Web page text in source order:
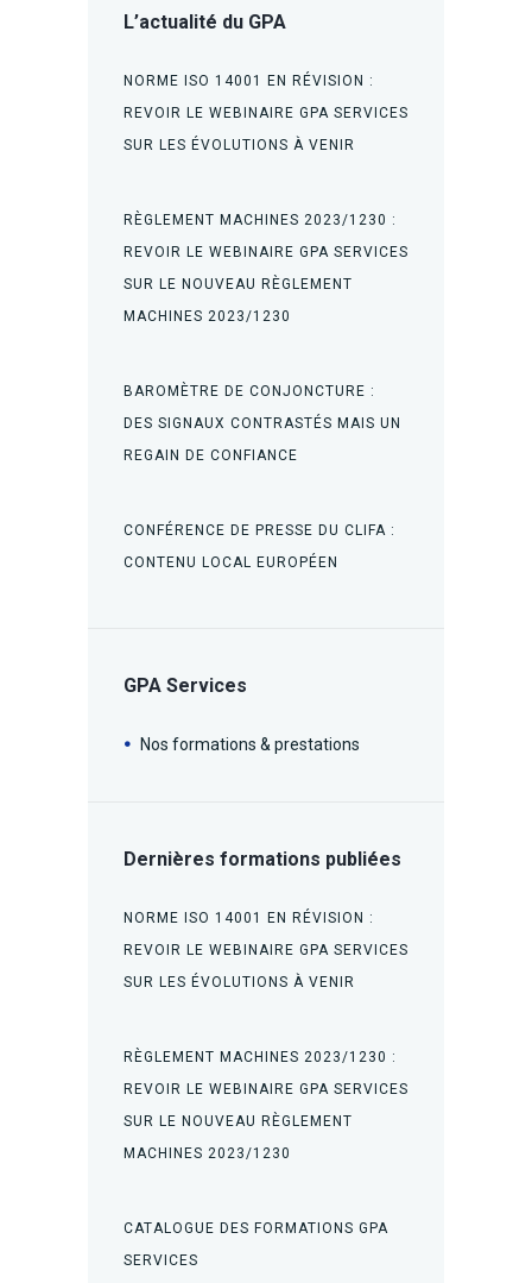
L’actualité du GPA
NORME ISO 14001 EN RÉVISION :
REVOIR LE WEBINAIRE GPA SERVICES
SUR LES ÉVOLUTIONS À VENIR
RÈGLEMENT MACHINES 2023/1230 :
REVOIR LE WEBINAIRE GPA SERVICES
SUR LE NOUVEAU RÈGLEMENT
MACHINES 2023/1230
BAROMÈTRE DE CONJONCTURE :
DES SIGNAUX CONTRASTÉS MAIS UN
REGAIN DE CONFIANCE
CONFÉRENCE DE PRESSE DU CLIFA :
CONTENU LOCAL EUROPÉEN
GPA Services
Nos formations & prestations
Dernières formations publiées
NORME ISO 14001 EN RÉVISION :
REVOIR LE WEBINAIRE GPA SERVICES
SUR LES ÉVOLUTIONS À VENIR
RÈGLEMENT MACHINES 2023/1230 :
REVOIR LE WEBINAIRE GPA SERVICES
SUR LE NOUVEAU RÈGLEMENT
MACHINES 2023/1230
CATALOGUE DES FORMATIONS GPA
SERVICES